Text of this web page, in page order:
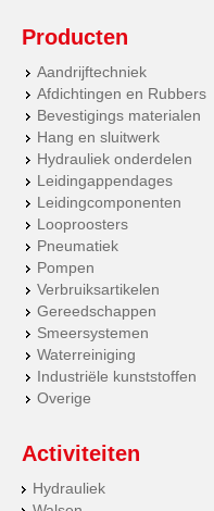
Producten
Aandrijftechniek
Afdichtingen en Rubbers
Bevestigings materialen
Hang en sluitwerk
Hydrauliek onderdelen
Leidingappendages
Leidingcomponenten
Looproosters
Pneumatiek
Pompen
Verbruiksartikelen
Gereedschappen
Smeersystemen
Waterreiniging
Industriële kunststoffen
Overige
Activiteiten
Hydrauliek